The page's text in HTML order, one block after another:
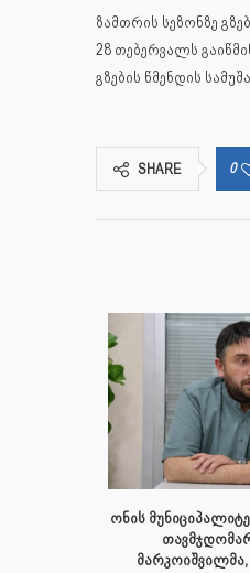
ზამთრის სეზონზე
28 თებერვალს
გზების წმენდის
SHARE 0
ონის